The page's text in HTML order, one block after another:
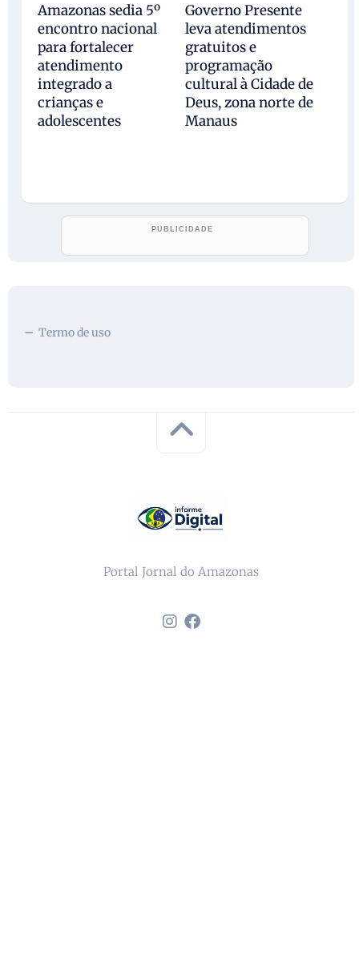
Amazonas sedia 5º
encontro nacional
para fortalecer
atendimento
integrado a
crianças e
adolescentes
Governo Presente
leva atendimentos
gratuitos e
programação
cultural à Cidade de
Deus, zona norte de
Manaus
Termo de uso
Portal Jornal do Amazonas